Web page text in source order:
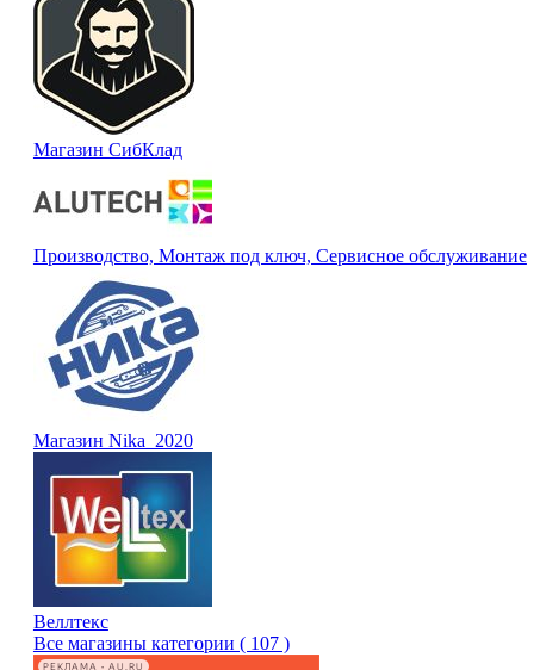
Магазин СибКлад
Производство, Монтаж под ключ, Сервисное обслуживание
Магазин Nika_2020
Веллтекс
Все магазины категории ( 107 )
РЕКЛАМА • AU.RU